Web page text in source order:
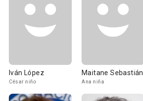
Iván López
César niño
Maitane Sebastián
Ana niña